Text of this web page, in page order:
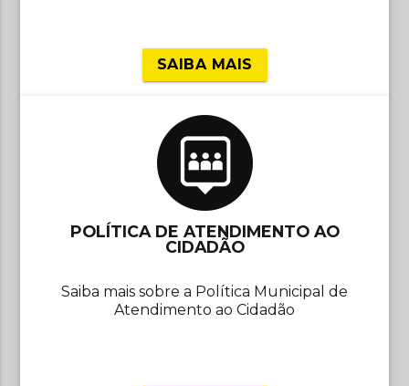
SAIBA MAIS
POLÍTICA DE ATENDIMENTO AO
CIDADÃO
Saiba mais sobre a Política Municipal de
Atendimento ao Cidadão